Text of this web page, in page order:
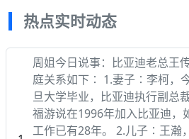
热点实时动态
周姐今日说事：比亚迪老总王
庭关系如下∶ 1.妻子∶李柯，
旦大学毕业，比亚迪执行副总
福游说在1996年加入比亚迪，
工作已有28年。 2.儿子∶王瀚